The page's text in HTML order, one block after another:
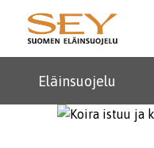
Eläinsuojelu